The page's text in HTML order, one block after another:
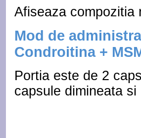
Afiseaza compozitia
Mod de
Condroitina +
Portia este de 2
capsule dimineata